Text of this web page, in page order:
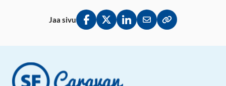
Jaa sivu
Jaa Facebookissa
Jaa Twitterissä
Jaa LinkedInissä
Jaa sähköpostitse
Kopioi linkki